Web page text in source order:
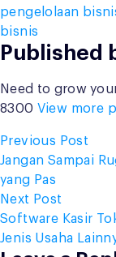
pengelolaan
bisnis
Published
Need to grow
8300 View more
Post
navigation
Previous Post
Jangan Sampai
yang Pas
Next Post
post:
Software Kasir
Jenis Usaha